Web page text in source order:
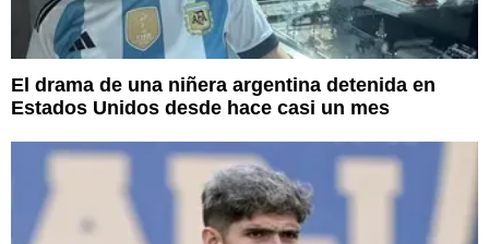
El drama de una niñera argentina detenida en
Estados Unidos desde hace casi un mes